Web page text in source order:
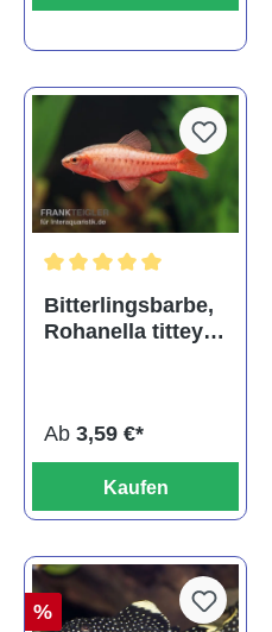
von 5 von 5 Sternen
Bitterlingsbarbe,
Rohanella titteya,
Ab 3,59 €*
Kaufen
%